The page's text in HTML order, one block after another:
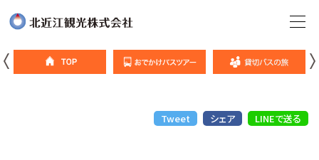
Tweet シェア LINEで送る